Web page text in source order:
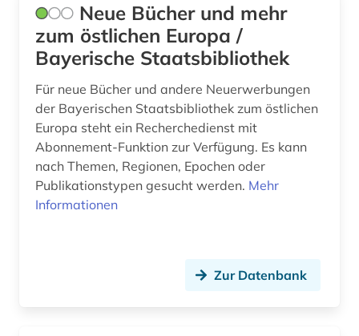
musik (1)
münchen (1)
nachfolgestaaten (1)
nachschlagewerk (1)
nationalbibliothek (wien) (1)
naturwissenschaft (1)
Neue Bücher und mehr
zum östlichen Europa /
Bayerische Staatsbibliothek
Für neue Bücher und andere Neuerwerbungen
der Bayerischen Staatsbibliothek zum östlichen
Europa steht ein Recherchedienst mit
Abonnement-Funktion zur Verfügung. Es kann
nach Themen, Regionen, Epochen oder
Publikationstypen gesucht werden. Mehr
Informationen
Zur Datenbank